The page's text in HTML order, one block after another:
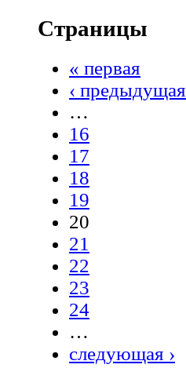
Страницы
« первая
‹ предыдущая
…
16
17
18
19
20
21
22
23
24
…
следующая ›